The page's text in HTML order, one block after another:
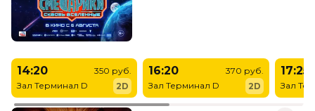
14:20
Зал Терминал D
350 руб.
2D
16:20
Зал Терминал D
370 руб.
2D
17:25
Зал